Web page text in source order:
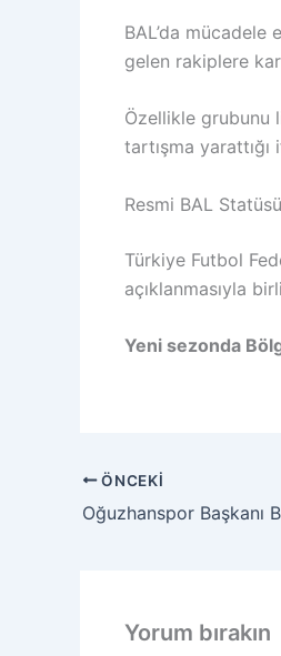
BAL’da
gelen rakiplere
Özellikle grubunu
tartışma
Resmi BAL
Türkiye Futbol
açıklanmasıyla
Yeni sezonda
ÖNCEKI
Oğuzhanspor Başkanı
Yorum bırakın